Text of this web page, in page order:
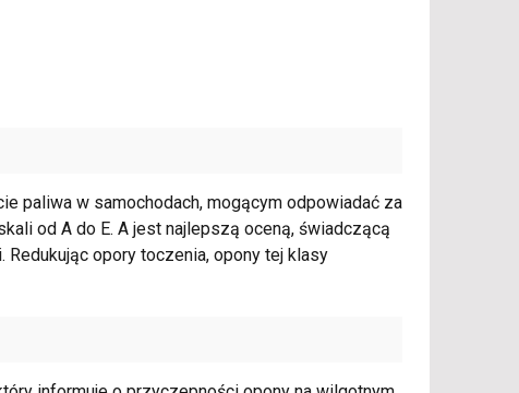
paliwa w samochodach, mogącym odpowiadać za
od A do E. A jest najlepszą oceną, świadczącą
opory toczenia, opony tej klasy